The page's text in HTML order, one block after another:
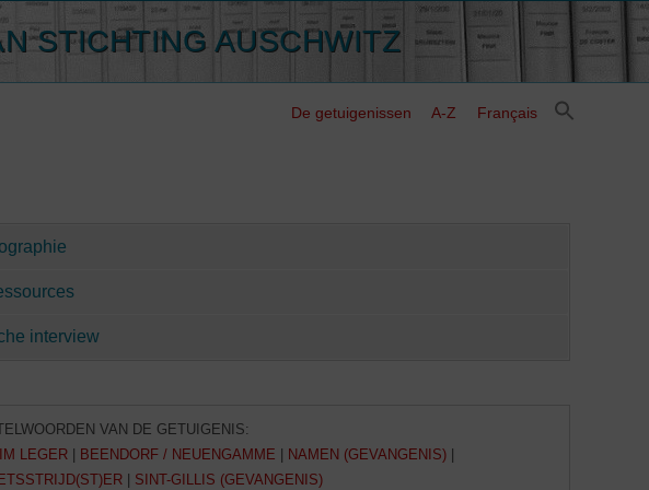
STICHTING AUSCHWITZ
De getuigenissen A-Z Français
interview
VAN DE GETUIGENIS:
LEGER
BEENDORF / NEUENGAMME NAMEN (GEVANGENIS)
SINT-GILLIS (GEVANGENIS)